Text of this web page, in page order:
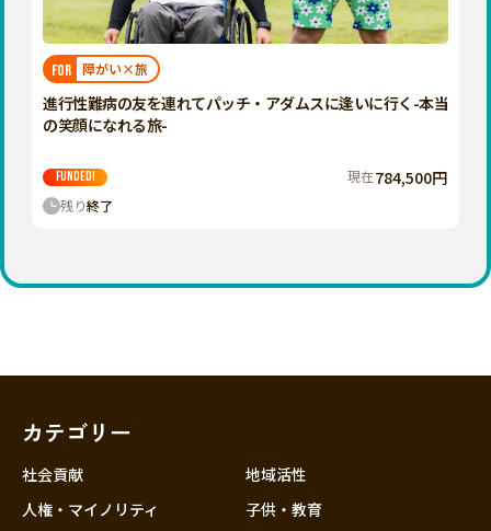
三重
滋賀
大阪
奈良
広島
FOR 障がい×旅
進行性難病の友を連れてパッチ・アダムスに逢いに行く-本当
の笑顔になれる旅-
FUNDED! 現在784,500円
残り終了
カテゴリー
社会貢献
人権・マイノリティ
地域活性
子供・教育